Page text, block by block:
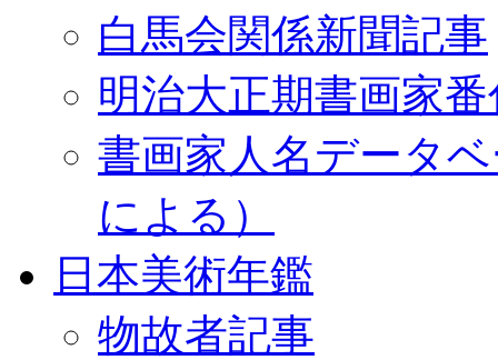
白馬会関係新聞記事
明治大正期書画家
書画家人名データ
による）
日本美術年鑑
物故者記事